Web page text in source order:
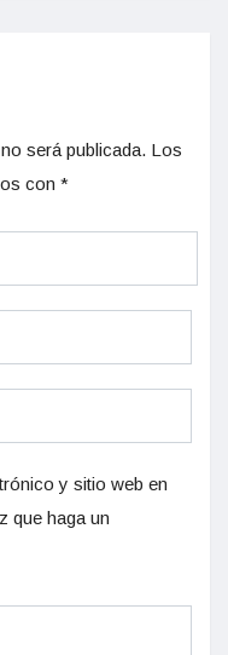
será publicada. Los
con *
y sitio web en
que haga un